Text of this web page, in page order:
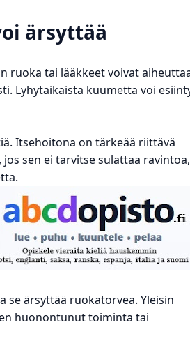
ärsyttää
ruoka tai lääkkeet voivat
Lyhytaikaista kuumetta voi
Itsehoitona on tärkeää riittävä
sen ei tarvitse sulattaa ravintoa,
se ärsyttää ruokatorvea. Yleisin
huonontunut toiminta tai